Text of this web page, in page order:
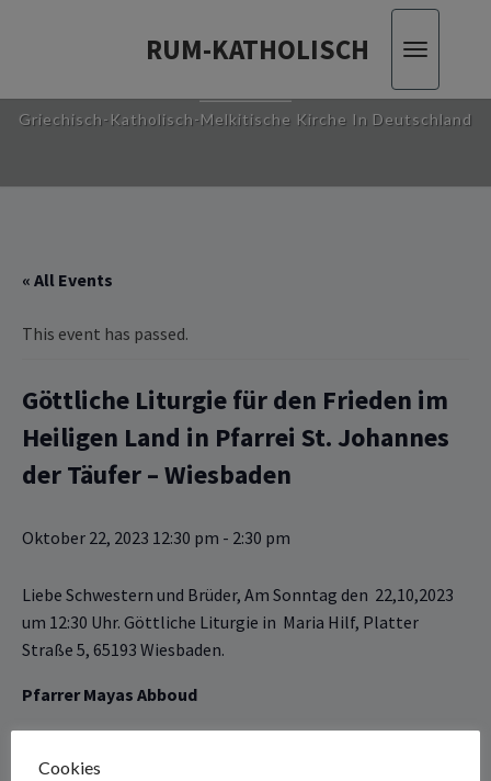
RUM-KATHOLISCH
Toggle
RUM-KATHOLISCH
Griechisch-Katholisch-Melkitische Kirche In Deutschland
« All Events
This event has passed.
Göttliche Liturgie für den Frieden im
Heiligen Land in Pfarrei St. Johannes
der Täufer – Wiesbaden
Oktober 22, 2023 12:30 pm - 2:30 pm
um 12:30 Uhr. ‎Göttliche Liturgie ‎in‏ ‏ Maria Hilf, Platter
Straße 5, 65193 Wiesbaden.
Pfarrer Mayas Abboud
Kirche in Deutschland
Cookies